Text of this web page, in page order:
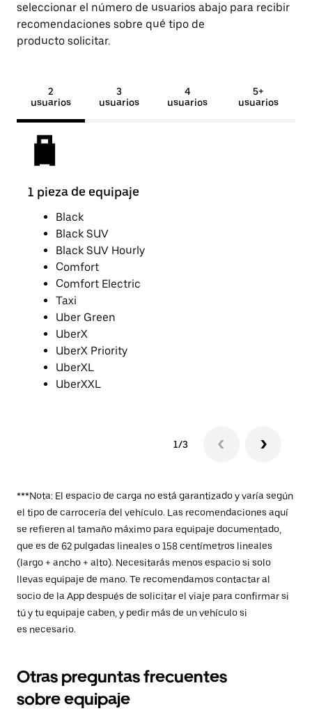
seleccionar el número de usuarios abajo para recibir
recomendaciones sobre qué tipo de
producto solicitar.
2
usuarios
3
usuarios
4
usuarios
5+
usuarios
1 pieza de equipaje
Black
Black SUV
Black SUV Hourly
Comfort
Comfort Electric
Taxi
Uber Green
UberX
UberX Priority
UberXL
UberXXL
1/3
***Nota: El espacio de carga no está garantizado y varía según
el tipo de carrocería del vehículo. Las recomendaciones aquí
se refieren al tamaño máximo para equipaje documentado,
que es de 62 pulgadas lineales o 158 centímetros lineales
(largo + ancho + alto). Necesitarás menos espacio si solo
llevas equipaje de mano. Te recomendamos contactar al
socio de la App después de solicitar el viaje para confirmar si
tú y tu equipaje caben, y pedir más de un vehículo si
es necesario.
Otras preguntas frecuentes
sobre equipaje